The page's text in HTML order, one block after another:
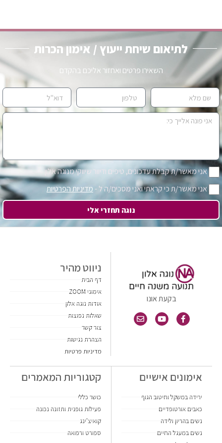
לתיאום שיחת ייעוץ / אימון הכרות
השאירו פרטים ואחזור אליכם בהקדם
אני מאשר/ת קבלת עדכונים, טיפים ודיוור שיווקי מנוגה אלון
אני מאשר/ת כי קראתי ואני מסכים/ה ל -מדיניות הפרטיות
נוגה תחזרי אלי
בקעת אונו
ניווט מהיר
דף הבית
אימוני ZOOM
אודות נוגה אלון
שאלות נפוצות
צור קשר
הצהרת נגישות
מדיניות פרטיות
אימונים אישיים
ירידה במשקל וחיטוב הגוף
כאבים אורטופדיים
נשים בהריון ולידה
נשים במעגל החיים
קטגוריות המאמרים
כושר כללי
פעילות גופנית ותזונה נכונה
קואיצ'ינג
ספורט ורפואה